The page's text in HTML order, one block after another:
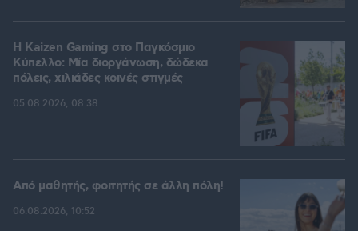
H Kaizen Gaming στο Παγκόσμιο
Kύπελλο: Μία διοργάνωση, δώδεκα
πόλεις, χιλιάδες κοινές στιγμές
05.08.2026, 08:38
Από μαθητής, φοιτητής σε άλλη πόλη!
06.08.2026, 10:52